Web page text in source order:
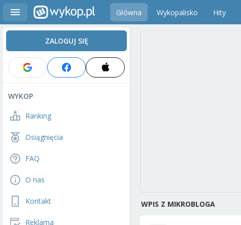
Główna Wykopalisko Hity
ZALOGUJ SIĘ
WYKOP
Ranking
Osiągnięcia
FAQ
O nas
Kontakt
Reklama
WPIS Z MIKROBLOGA